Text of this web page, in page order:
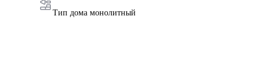
Тип дома монолитный